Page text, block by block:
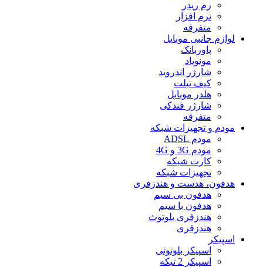
رم ریدر
نرم افزار
متفرقه
لوازم جانبی موبایل
پاوربانک
مونوپاد
شارژر اندروید
کیف تبلت
هلدر موبایل
شارژر فندکی
متفرقه
مودم و تجهیزات شبکه
مودم ADSL
مودم 3G و 4G
کارت شبکه
تجهیزات شبکه
هدفون، هدست و هندزفری
هدفون بی سیم
هدفون با سیم
هندزفری بلوتوث
هندزفری
اسپیکر
اسپیکر بلوتوثی
اسپیکر 2 تیکه